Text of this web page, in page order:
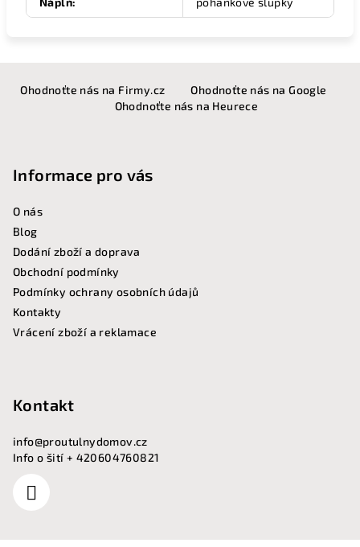
Ohodnoťte nás na Firmy.cz
Ohodnoťte nás na Google
Ohodnoťte nás na Heurece
Informace pro vás
O nás
Blog
Dodání zboží a doprava
Obchodní podmínky
Podmínky ochrany osobních údajů
Kontakty
Vrácení zboží a reklamace
Kontakt
info@proutulnydomov.cz
Info o šití + 420604760821